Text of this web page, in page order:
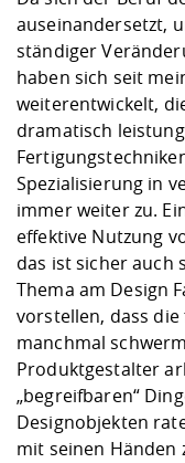
auseinandersetzt,
ständiger
haben sich seit
weiterentwickelt,
dramatisch
Spezialisierung in
immer weiter zu.
effektive Nutzung
das ist sicher auch
Thema am Design
vorstellen, dass
manchmal
Produktgestalter
„begreifbaren“
Designobjekten
mit seinen Händen